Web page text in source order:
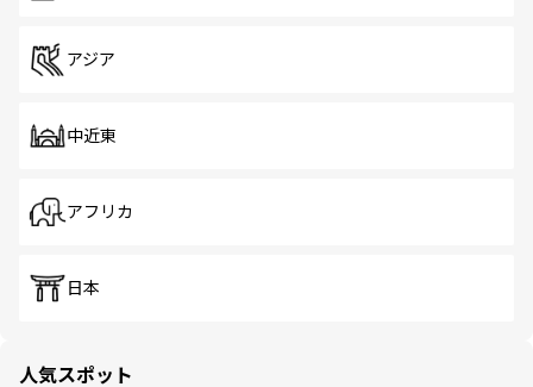
アジア
中近東
アフリカ
日本
人気スポット